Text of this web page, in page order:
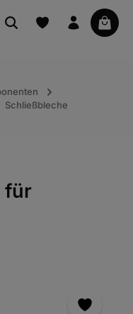
Schließbleche
für